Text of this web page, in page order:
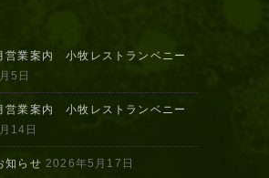
営業案内 小牧レストランベニー
5日
営業案内 小牧レストランベニー
14日
知らせ 2026年5月17日